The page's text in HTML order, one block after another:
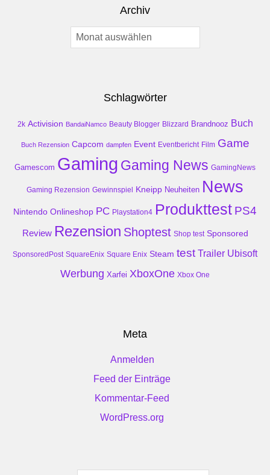
Archiv
Archiv
Schlagwörter
2k Activision BandaiNamco Beauty Blogger Blizzard Brandnooz Buch
Buch Rezension Capcom dampfen Event Eventbericht Film Game
Gamescom Gaming Gaming News GamingNews
Gaming Rezension Gewinnspiel Kneipp Neuheiten News
Nintendo Onlineshop PC Playstation4 Produkttest PS4
Review Rezension Shoptest Shop test Sponsored
SponsoredPost SquareEnix Square Enix Steam test Trailer Ubisoft
Werbung Xarfei XboxOne Xbox One
Meta
Anmelden
Feed der Einträge
Kommentar-Feed
WordPress.org